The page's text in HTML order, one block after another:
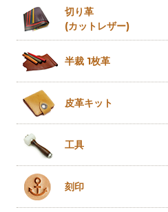
切り革
(カットレザー)
半裁 1枚革
皮革キット
工具
刻印